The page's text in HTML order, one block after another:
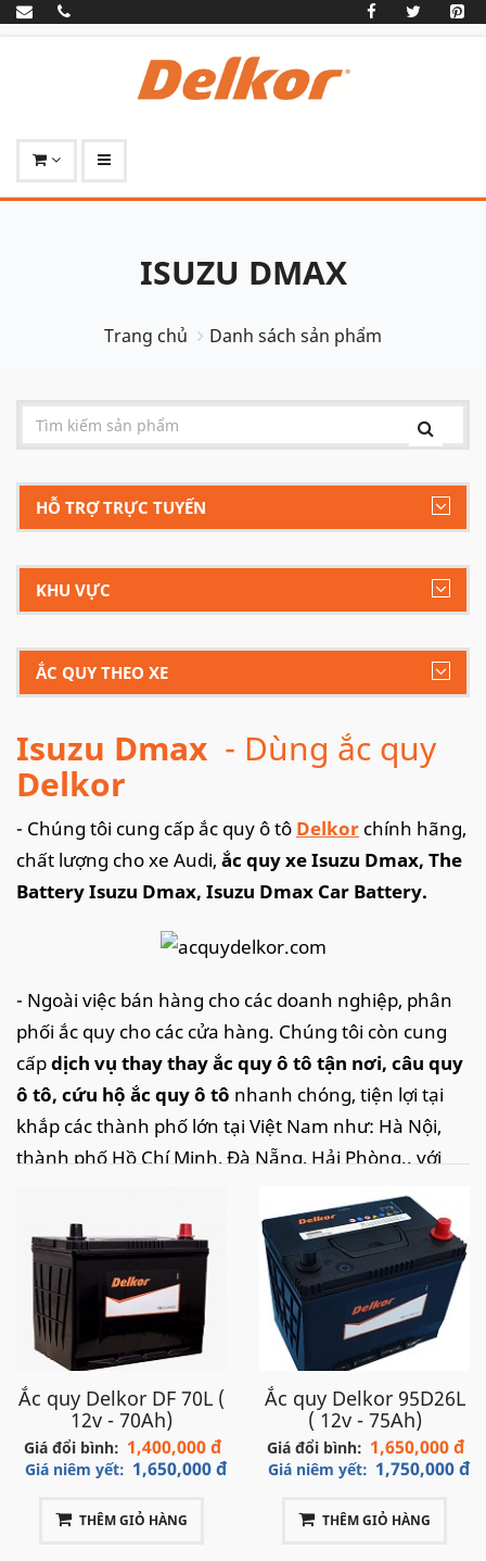
ISUZU DMAX
Trang chủ Danh sách sản phẩm
HỖ TRỢ TRỰC TUYẾN
KHU VỰC
ẮC QUY THEO XE
Isuzu Dmax - Dùng ắc quy
Delkor
- Chúng tôi cung cấp ắc quy ô tô Delkor chính hãng,
chất lượng cho xe Audi, ắc quy xe Isuzu Dmax, The
Battery Isuzu Dmax, Isuzu Dmax Car Battery.
- Ngoài việc bán hàng cho các doanh nghiệp, phân
phối ắc quy cho các cửa hàng. Chúng tôi còn cung
cấpdịch vụ thay thay ắc quy ô tô tận nơi, câu quy
ô tô, cứu hộ ắc quy ô tô nhanh chóng, tiện lợi tại
khắp các thành phố lớn tại Việt Nam như: Hà Nội,
thành phố Hồ Chí Minh, Đà Nẵng, Hải Phòng.. với
tốc độ nhanh chóng và dịch vụ tận tình, chắc chắn
sẽ làm hài lòng quý khách.
Hotline: 098.107.98.32 để được hỗ trợ nhanh
Ắc quyDelkor cho xe Isuzu Dmax:
80D26L(70Ah) hoặc 120D31L(90Ah)
Ắc quy Delkor DF 70L (
12v - 70Ah)
Giá đổi bình: 1,400,000 đ
Giá niêm yết: 1,650,000 đ
THÊM GIỎ HÀNG
Ắc quy Delkor 95D26L
( 12v - 75Ah)
Giá đổi bình: 1,650,000 đ
Giá niêm yết: 1,750,000 đ
THÊM GIỎ HÀNG